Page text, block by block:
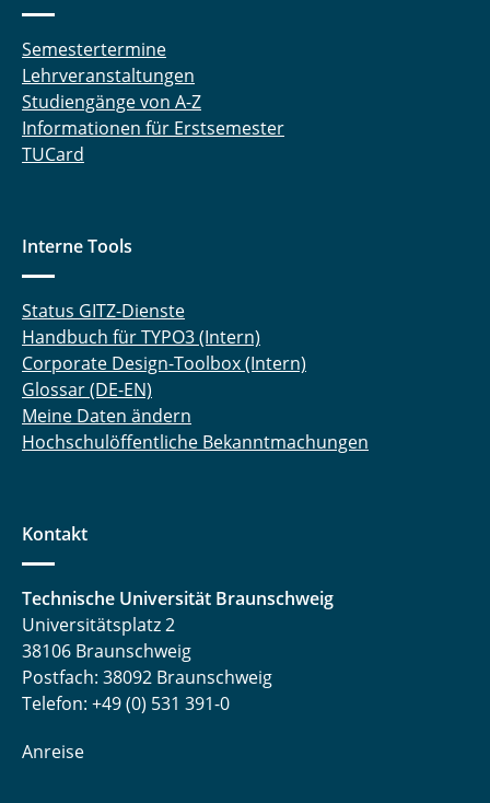
Semestertermine
Lehrveranstaltungen
Studiengänge von A-Z
Informationen für Erstsemester
TUCard
Interne Tools
Status GITZ-Dienste
Handbuch für TYPO3 (Intern)
Corporate Design-Toolbox (Intern)
Glossar (DE-EN)
Meine Daten ändern
Hochschulöffentliche Bekanntmachungen
Kontakt
Technische Universität Braunschweig
Universitätsplatz 2
38106 Braunschweig
Postfach: 38092 Braunschweig
Telefon: +49 (0) 531 391-0
Anreise